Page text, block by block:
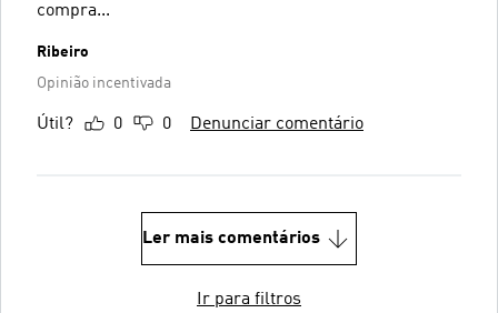
compra...
Ribeiro
Opinião incentivada
Útil? 0 0 Denunciar comentário
Ler mais comentários
Ir para filtros